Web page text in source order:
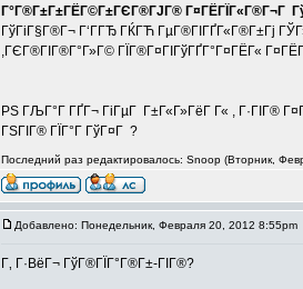
Г°Г®Г±Г±ГЁГ©Г±ГЄГ®ГЈГ® Г¤ГЁГЇГ«Г®Г¬Г Гў
ГўГіГ§Г®Г¬ Г‘ГГЂ ГЌГЋ ГµГ®ГІГҐГ«Г®Г±Гј
,ГЄГ®ГІГ®Г°Г»Г© ГЇГ®Г¤ГІГўГҐГ°Г¤ГЁГ«
PS ГЉГ°Г ГҐГ¬ ГіГµГ Г±Г«Г»ГёГ Г« , Г·ГІГ®
ГЅГІГ® ГЇГ°Г ГўГ¤Г ?
Последний раз редактировалось: Snoop (Вторник,
Добавлено: Понедельник, Февраля 20, 2012 8:55pm
Г‚ Г·ВёГ¬ ГўГ®ГЇГ°Г®Г±-ГІГ®?